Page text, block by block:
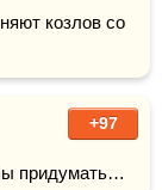
козлов со
+97
придумать…